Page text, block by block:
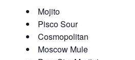
Mojito
Pisco Sour
Cosmopolitan
Moscow Mule